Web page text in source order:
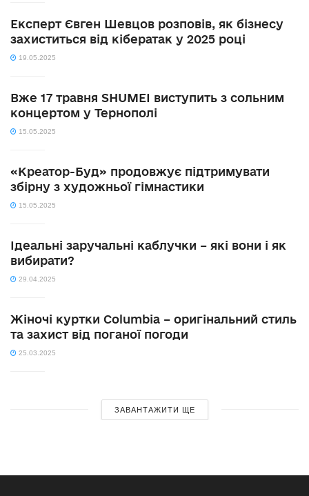
Експерт Євген Шевцов розповів, як бізнесу
захиститься від кібератак у 2025 році
19.05.2025
Вже 17 травня SHUMEI виступить з сольним
концертом у Тернополі
15.05.2025
«Креатор-Буд» продовжує підтримувати
збірну з художньої гімнастики
15.05.2025
Ідеальні заручальні каблучки – які вони і як
вибирати?
29.04.2025
Жіночі куртки Columbia – оригінальний стиль
та захист від поганої погоди
25.03.2025
ЗАВАНТАЖИТИ ЩЕ